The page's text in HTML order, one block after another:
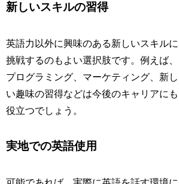
新しいスキルの習得
英語力以外に興味のある新しいスキルに
挑戦するのもよい選択肢です。例えば、
プログラミング、マーケティング、新し
い趣味の習得などは今後のキャリアにも
役立つでしょう。
実地での英語使用